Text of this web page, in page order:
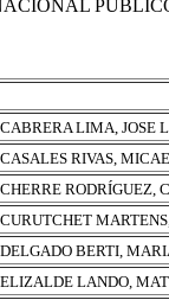
CABRERA LIMA, JOSE
CASALES RIVAS,
CHERRE RODRÍGUEZ,
CURUTCHET
DELGADO BERTI,
ELIZALDE LANDO,